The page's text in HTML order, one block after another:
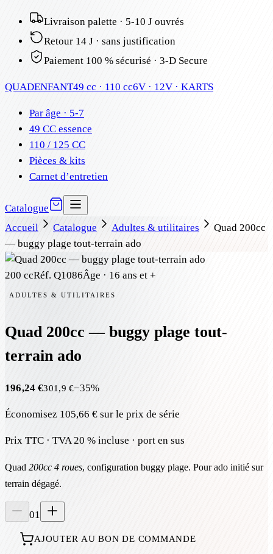
Livraison palette · 5-10 J ouvrés
Retour 14 J · sans justification
Paiement 100 % sécurisé · 3-D Secure
QUADENFANT49 cc · 110 cc6V · 12V · KARTS
Par âge · 5-7
49 CC essence
110 / 125 CC
Pièces & kits
Carnet d’entretien
Catalogue
Accueil
Catalogue Adultes & utilitaires
Quad 200cc
— buggy plage tout-terrain ado
200 ccRéf. Q1086Âge · 16 ans et +
ADULTES & UTILITAIRES
Quad 200cc — buggy plage tout-
terrain ado
196,24 €301,9 €−35%
Économisez 105,66 € sur le prix de série
Prix TTC · TVA 20 % incluse · port en sus
Quad 200cc 4 roues, configuration buggy plage. Pour ado initié sur
terrain dégagé.
01
AJOUTER AU BON DE COMMANDE